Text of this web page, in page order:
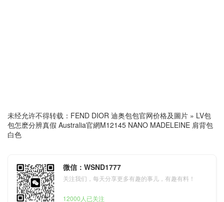
未经允许不得转载： FEND DIOR 迪奥包包官网价格及圖片 » LV包
包怎麽分辨真假 Australia官網M12145 NANO MADELEINE 肩背包
白色
微信：WSND1777
关注我们，每天分享更多有趣的事儿，有趣有料！
12000人已关注